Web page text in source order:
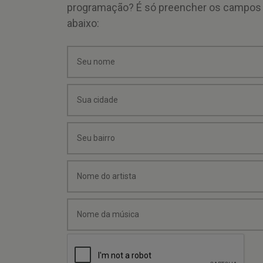
programação? É só preencher os campos
abaixo: